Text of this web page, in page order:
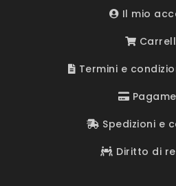
Il mio
Termini e
Spedizioni e
Diritto di